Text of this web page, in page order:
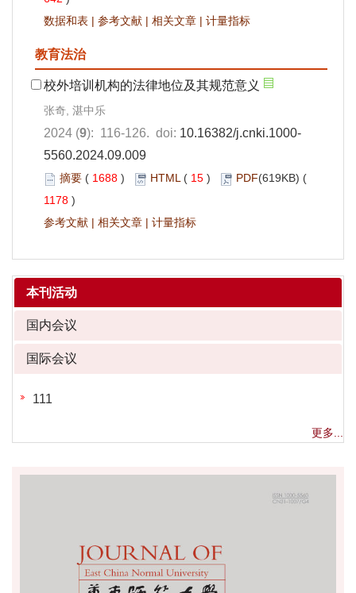
数据和表 | 参考文献 | 相关文章 | 计量指标
教育法治
校外培训机构的法律地位及其规范意义
张奇, 湛中乐
2024 (9): 116-126. doi: 10.16382/j.cnki.1000-
5560.2024.09.009
摘要 ( 1688 ) HTML( 15 ) PDF(619KB) (
1178 )
参考文献 | 相关文章 | 计量指标
本刊活动
国内会议
国际会议
111
更多...